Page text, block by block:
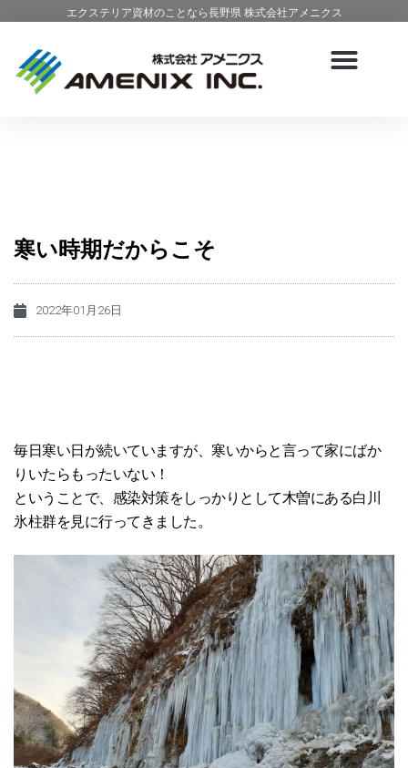
エクステリア資材のことなら長野県 株式会社アメニクス
寒い時期だからこそ
2022年01月26日
毎日寒い日が続いていますが、寒いからと言って家にばか
りいたらもったいない！
ということで、感染対策をしっかりとして木曽にある白川
氷柱群を見に行ってきました。